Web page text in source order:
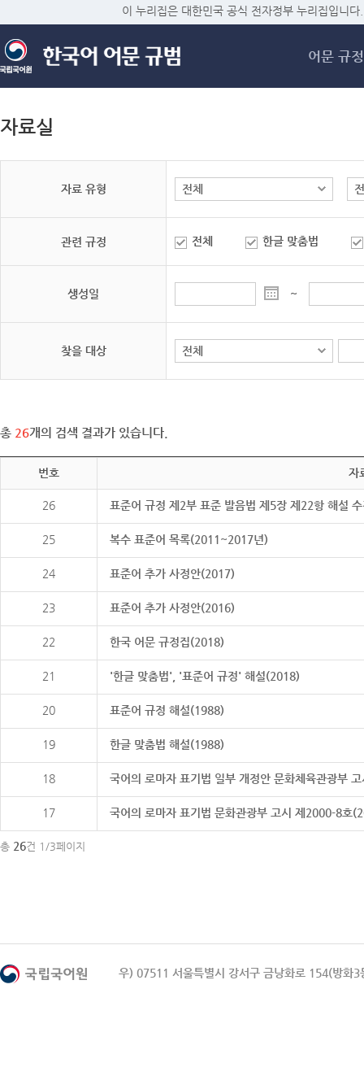
메
이 누리집은 대한민국 공식 전자정부 누리집입니다.
어문 규정
자료실
자료 유형
관련 규정 전체 한글 맞춤법
생성일 ~
찾을 대상
총 26개의 검색 결과가 있습니다.
번호 자
26 표준어 규정 제2부 표준 발음법 제5장 제22항 해설
25 복수 표준어 목록(2011~2017년)
24 표준어 추가 사정안(2017)
23 표준어 추가 사정안(2016)
22 한국 어문 규정집(2018)
21 '한글 맞춤법', '표준어 규정' 해설(2018)
20 표준어 규정 해설(1988)
19 한글 맞춤법 해설(1988)
18 국어의 로마자 표기법 일부 개정안 문화체육관광부
17 국어의 로마자 표기법 문화관광부 고시 제2000-8호
총 26건 1/3페이지
우) 07511 서울특별시 강서구 금낭화로 154(방화3